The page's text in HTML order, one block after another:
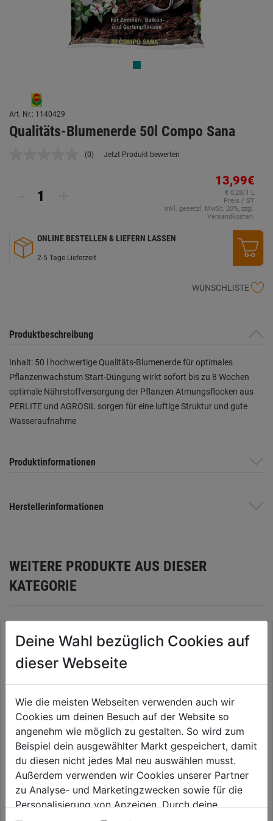
Art. Nr.: 1140429
Qualitäts-Blumenerde 50l Compo Sana
Kein
(0) Jetzt Produkt bewerten
13,99€
€ 0,28/1 L
Preis / ST
inkl. gesetzl. MwSt. 20%, zzgl.
Versandkosten.
ONLINE BESTELLEN & LIEFERN LASSEN
2-5 Tage Lieferzeit
WUNSCHLISTE
Produktbeschreibung
Inhalt: 50 l hochwertige Qualitäts-Blumenerde für optimales
Pflanzenwachstum Start-Düngung wirkt sofort bis zu 8 Wochen
optimale Nährstoffversorgung der Pflanzen Atmungsflocken aus
PERLITE und AGROSIL sorgen für eine luftige Struktur und gute
Wasseraufnahme
Produktinformationen
Herstellerinformationen
WEITERE PRODUKTE AUS DIESER
KATEGORIE
Universal-Erde BIO torffrei 40l
0.0
Universalerde 40l BIO
AquaDepot, torffrei
0.0
Deine Wahl bezüglich Cookies auf
dieser Webseite
Wie die meisten Webseiten verwenden auch wir
Cookies um deinen Besuch auf der Website so
angenehm wie möglich zu gestalten. So wird zum
Beispiel dein ausgewählter Markt gespeichert, damit
du diesen nicht jedes Mal neu auswählen musst.
Außerdem verwenden wir Cookies unserer Partner
zu Analyse- und Marketingzwecken sowie für die
Personalisierung von Anzeigen. Durch deine